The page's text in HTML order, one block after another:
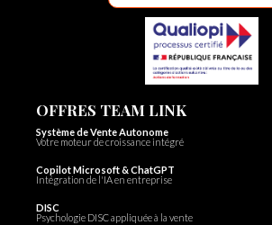
OFFRES TEAM LINK
Système de Vente Autonome
Votre moteur de croissance intégré
Copilot Microsoft & ChatGPT
Intégration de l'IA en entreprise
DISC
Psychologie DISC appliquée à la vente